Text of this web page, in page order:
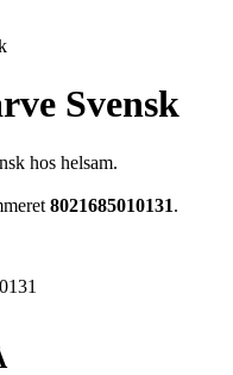
Svensk
hos helsam.
8021685010131.